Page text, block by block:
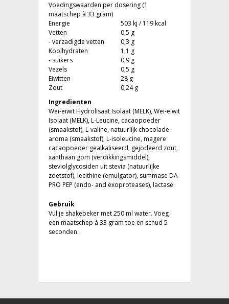
Voedingswaarden per dosering (1
maatschep à 33 gram)
Energie
503 kj / 119 kcal
Vetten
0,5 g
- verzadigde vetten
0,3 g
Koolhydraten
1,1 g
- suikers
0,9 g
Vezels
0,5 g
Eiwitten
28 g
Zout
0,24 g
Ingredienten
Wei-eiwit Hydrolisaat Isolaat (MELK), Wei-eiwit
Isolaat (MELK), L-Leucine, cacaopoeder
(smaakstof), L-valine, natuurlijk chocolade
aroma (smaakstof), L-isoleucine, magere
cacaopoeder gealkaliseerd, gejodeerd zout,
xanthaan gom (verdikkingsmiddel),
steviolglycosiden uit stevia (natuurlijke
zoetstof), lecithine (emulgator), summase DA-
PRO PEP (endo- and exoproteases), lactase
Gebruik
Vul je shakebeker met 250 ml water. Voeg
een maatschep à 33 gram toe en schud 5
seconden.